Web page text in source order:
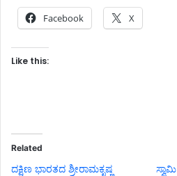
Facebook X
Like this:
Related
ದಕ್ಷಿಣ ಭಾರತದ ಶ್ರೀರಾಮಕೃಷ್ಣ